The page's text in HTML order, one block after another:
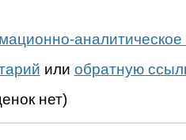
аналитическое
или обратную
нет)